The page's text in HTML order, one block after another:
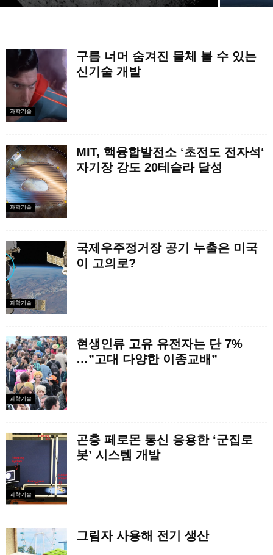
과학기술
구름 너머 숨겨진 물체 볼 수 있는
신기술 개발
과학기술
MIT, 핵융합발전소 ‘초전도 전자석‘
자기장 강도 20테슬라 달성
과학기술
국제우주정거장 공기 누출은 미국
이 고의로?
과학기술
현생인류 고유 유전자는 단 7%
…”고대 다양한 이종교배”
과학기술
곤충 페로몬 통신 응용한 ‘군집로
봇’ 시스템 개발
그림자 사용해 전기 생산